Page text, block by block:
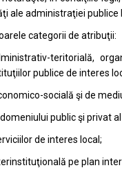
ale administraţiei publice
categorii de atribuţii:
teritorială,
publice de interes
socială şi de
public şi privat
de interes local;
pe plan